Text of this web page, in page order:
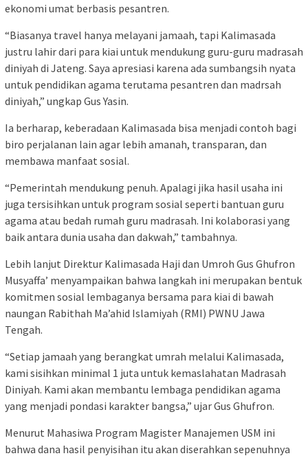
ekonomi umat berbasis pesantren.
“Biasanya travel hanya melayani jamaah, tapi Kalimasada
justru lahir dari para kiai untuk mendukung guru-guru madrasah
diniyah di Jateng. Saya apresiasi karena ada sumbangsih nyata
untuk pendidikan agama terutama pesantren dan madrsah
diniyah,” ungkap Gus Yasin.
Ia berharap, keberadaan Kalimasada bisa menjadi contoh bagi
biro perjalanan lain agar lebih amanah, transparan, dan
membawa manfaat sosial.
“Pemerintah mendukung penuh. Apalagi jika hasil usaha ini
juga tersisihkan untuk program sosial seperti bantuan guru
agama atau bedah rumah guru madrasah. Ini kolaborasi yang
baik antara dunia usaha dan dakwah,” tambahnya.
Lebih lanjut Direktur Kalimasada Haji dan Umroh Gus Ghufron
Musyaffa’ menyampaikan bahwa langkah ini merupakan bentuk
komitmen sosial lembaganya bersama para kiai di bawah
naungan Rabithah Ma’ahid Islamiyah (RMI) PWNU Jawa
Tengah.
“Setiap jamaah yang berangkat umrah melalui Kalimasada,
kami sisihkan minimal 1 juta untuk kemaslahatan Madrasah
Diniyah. Kami akan membantu lembaga pendidikan agama
yang menjadi pondasi karakter bangsa,” ujar Gus Ghufron.
Menurut Mahasiwa Program Magister Manajemen USM ini
bahwa dana hasil penyisihan itu akan diserahkan sepenuhnya